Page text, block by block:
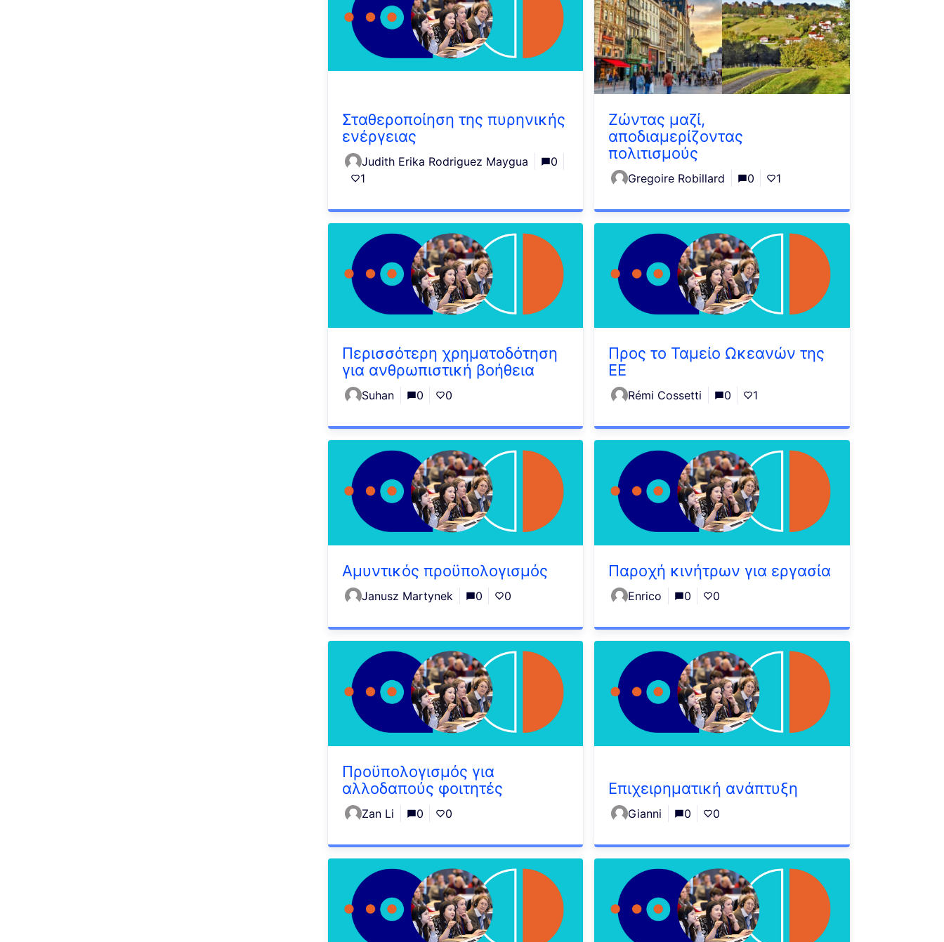
Σταθεροποίηση της πυρηνικής
ενέργειας
Judith Erika Rodriguez Maygua
0
1
Ζώντας μαζί,
αποδιαμερίζοντας
πολιτισμούς
Gregoire Robillard 0 1
Περισσότερη χρηματοδότηση
για ανθρωπιστική βοήθεια
Suhan 0 0
Προς το Ταμείο Ωκεανών της
ΕΕ
Rémi Cossetti 0 1
Αμυντικός προϋπολογισμός
Janusz Martynek 0 0
Παροχή κινήτρων για εργασία
Enrico 0 0
Προϋπολογισμός για
αλλοδαπούς φοιτητές
Zan Li 0 0
Επιχειρηματική ανάπτυξη
Gianni 0 0